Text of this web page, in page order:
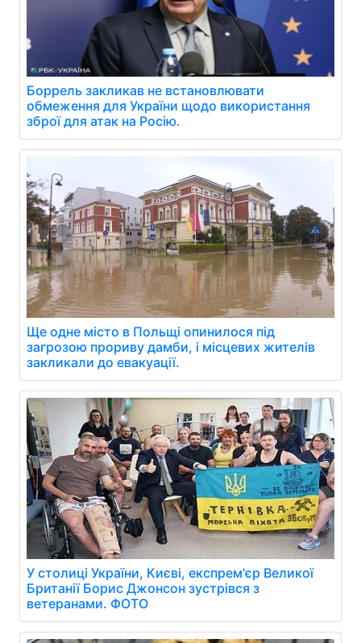
Боррель закликав не встановлювати
обмеження для України щодо використання
зброї для атак на Росію.
Ще одне місто в Польщі опинилося під
загрозою прориву дамби, і місцевих жителів
закликали до евакуації.
У столиці України, Києві, експрем'єр Великої
Британії Борис Джонсон зустрівся з
ветеранами. ФОТО